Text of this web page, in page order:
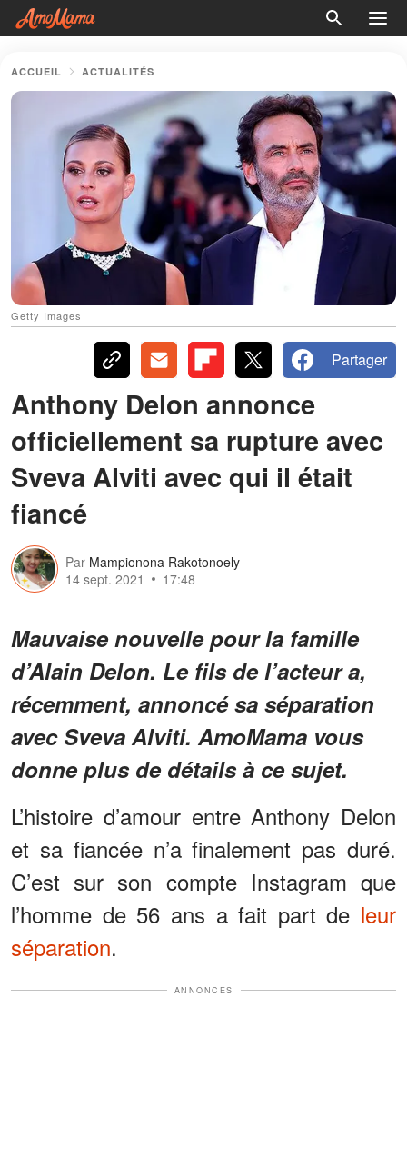
ACCUEIL ACTUALITÉS
Getty Images
Partager
Anthony Delon annonce
officiellement sa rupture avec
Sveva Alviti avec qui il était
fiancé
Par Mampionona Rakotonoely
14 sept. 2021
17:48
Mauvaise nouvelle pour la famille
d’Alain Delon. Le fils de l’acteur a,
récemment, annoncé sa séparation
avec Sveva Alviti. AmoMama vous
donne plus de détails à ce sujet.
L’histoire d’amour entre Anthony Delon
et sa fiancée n’a finalement pas duré.
C’est sur son compte Instagram que
l’homme de 56 ans a fait part de leur
séparation.
ANNONCES